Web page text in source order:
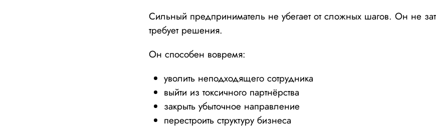
Сильный предприниматель не убегает от сложных шагов. Он не
требует решения.
Он способен вовремя:
уволить неподходящего сотрудника
выйти из токсичного партнёрства
закрыть убыточное направление
перестроить структуру бизнеса